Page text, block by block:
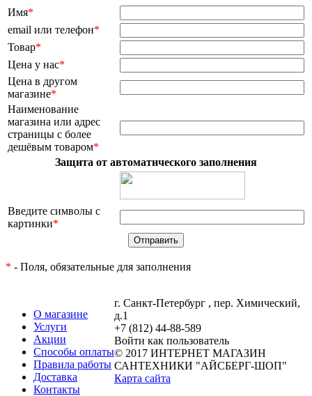
Имя*
email или телефон*
Товар*
Цена у нас*
Цена в другом
магазине*
Наименование
магазина или адрес
страницы с более
дешёвым товаром*
Защита от автоматического заполнения
Введите символы с
картинки*
* - Поля, обязательные для заполнения
О магазине
Услуги
Акции
Способы оплаты
Правила работы
Доставка
Контакты
г. Санкт-Петербург , пер. Химический,
д.1
+7 (812) 44-88-589
Войти как пользователь
© 2017 ИНТЕРНЕТ МАГАЗИН
САНТЕХНИКИ "АЙСБЕРГ-ШОП"
Карта сайта